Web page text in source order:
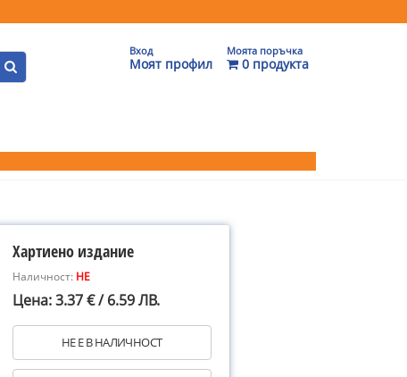
Вход
Моят профил
Моята поръчка
0 продукта
Хартиено издание
Наличност: НЕ
Цена: 3.37 € / 6.59 ЛВ.
НЕ Е В НАЛИЧНОСТ